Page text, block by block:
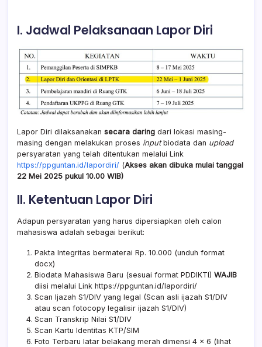
I. Jadwal Pelaksanaan Lapor Diri
Lapor Diri dilaksanakan secara daring dari lokasi masing-
masing dengan melakukan proses inputbiodata dan upload
persyaratan yang telah ditentukan melalui Link
https://ppguntan.id/lapordiri/ (Akses akan dibuka mulai tanggal
22 Mei 2025 pukul 10.00 WIB)
II. Ketentuan Lapor Diri
Adapun persyaratan yang harus dipersiapkan oleh calon
mahasiswa adalah sebagai berikut:
Pakta Integritas bermaterai Rp. 10.000 (unduh format
docx)
Biodata Mahasiswa Baru (sesuai format PDDIKTI) WAJIB
diisi melalui Link https://ppguntan.id/lapordiri/
Scan Ijazah S1/DIV yang legal (Scan asli ijazah S1/DIV
atau scan fotocopy legalisir ijazah S1/DIV)
Scan Transkrip Nilai S1/DIV
Scan Kartu Identitas KTP/SIM
Foto Terbaru latar belakang merah dimensi 4 x 6 (lihat